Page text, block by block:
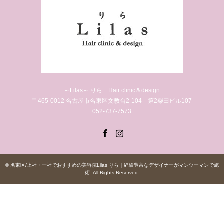
～Lilas～ りら Hair clinic＆design
〒465-0012 名古屋市名東区文教台2-104 第2柴田ビル107
052-737-7573
©名東区/上社・一社でおすすめの美容院Lilas りら｜経験豊富なデザイナーがマンツーマンで施
術. All Rights Reserved.